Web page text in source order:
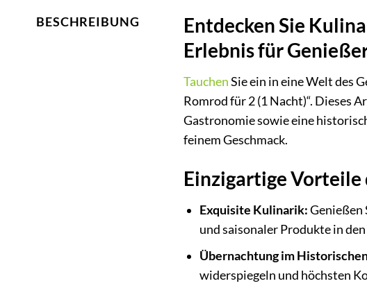
BESCHREIBUNG
Entdecken Sie
Erlebnis für
TauchenSie ein in eine Welt des
Romrod für 2 (1 Nacht)“. Dieses
Gastronomie sowie eine
feinem Geschmack.
Einzigartige
Exquisite Kulinarik:Genießen
und saisonaler Produkte in
Übernachtung im
widerspiegeln und höchsten